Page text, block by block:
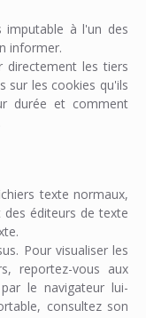
imputable à l'un des
informer.
directement les tiers
sur les cookies qu'ils
durée et comment
texte normaux,
éditeurs de texte
Pour visualiser les
reportez-vous aux
le navigateur lui-
consultez son